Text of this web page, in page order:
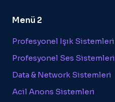
Menü 2
Profesyonel Işık Sistemleri
Profesyonel Ses Sistemleri
Data & Network Sistemleri
Acil Anons Sistemleri